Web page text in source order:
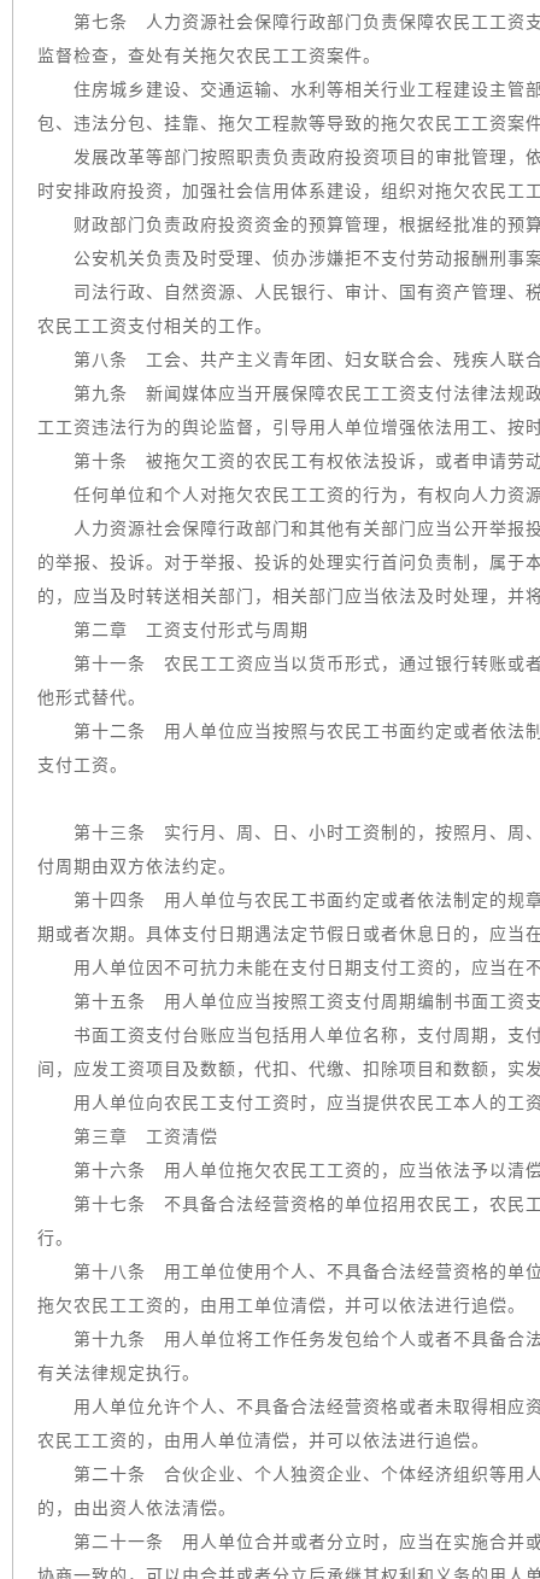
第七条 人力资源社会保障行政部门负责保障农民工工资支
监督检查，查处有关拖欠农民工工资案件。
住房城乡建设、交通运输、水利等相关行业工程建设主管
包、违法分包、挂靠、拖欠工程款等导致的拖欠农民工工资案
发展改革等部门按照职责负责政府投资项目的审批管理，
时安排政府投资，加强社会信用体系建设，组织对拖欠农民工
财政部门负责政府投资资金的预算管理，根据经批准的预
公安机关负责及时受理、侦办涉嫌拒不支付劳动报酬刑事
司法行政、自然资源、人民银行、审计、国有资产管理、
农民工工资支付相关的工作。
第八条 工会、共产主义青年团、妇女联合会、残疾人联合
第九条 新闻媒体应当开展保障农民工工资支付法律法规政
工工资违法行为的舆论监督，引导用人单位增强依法用工、按
第十条 被拖欠工资的农民工有权依法投诉，或者申请劳动
任何单位和个人对拖欠农民工工资的行为，有权向人力资
人力资源社会保障行政部门和其他有关部门应当公开举报
的举报、投诉。对于举报、投诉的处理实行首问负责制，属于
的，应当及时转送相关部门，相关部门应当依法及时处理，并
第二章 工资支付形式与周期
第十一条 农民工工资应当以货币形式，通过银行转账或者
他形式替代。
第十二条 用人单位应当按照与农民工书面约定或者依法制
支付工资。
第十三条 实行月、周、日、小时工资制的，按照月、周、
付周期由双方依法约定。
第十四条 用人单位与农民工书面约定或者依法制定的规章
期或者次期。具体支付日期遇法定节假日或者休息日的，应当
用人单位因不可抗力未能在支付日期支付工资的，应当在
第十五条 用人单位应当按照工资支付周期编制书面工资支
书面工资支付台账应当包括用人单位名称，支付周期，支
间，应发工资项目及数额，代扣、代缴、扣除项目和数额，实
用人单位向农民工支付工资时，应当提供农民工本人的工
第三章 工资清偿
第十六条 用人单位拖欠农民工工资的，应当依法予以清
第十七条 不具备合法经营资格的单位招用农民工，农民工
行。
第十八条 用工单位使用个人、不具备合法经营资格的单位
拖欠农民工工资的，由用工单位清偿，并可以依法进行追偿。
第十九条 用人单位将工作任务发包给个人或者不具备合法
有关法律规定执行。
用人单位允许个人、不具备合法经营资格或者未取得相应
农民工工资的，由用人单位清偿，并可以依法进行追偿。
第二十条 合伙企业、个人独资企业、个体经济组织等用人
的，由出资人依法清偿。
第二十一条 用人单位合并或者分立时，应当在实施合并或